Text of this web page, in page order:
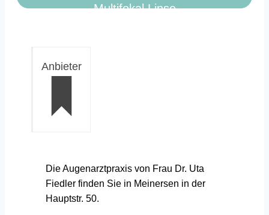
Multifokal Linse
Anbieter
Die Augenarztpraxis von Frau Dr. Uta
Fiedler finden Sie in Meinersen in der
Hauptstr. 50.